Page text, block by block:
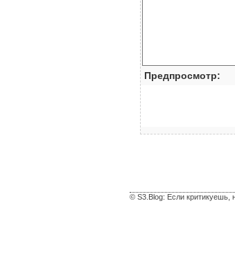
Предпросмотр:
© S3.Blog: Если критикуешь,